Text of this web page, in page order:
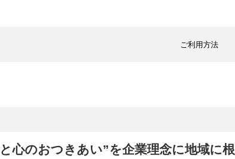
ご利用方法
心のおつきあい”を企業理念に地域に根